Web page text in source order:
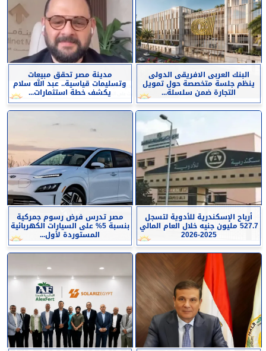
البنك العربى الافريقى الدولى
ينظم جلسة متخصصة حول تمويل
التجارة ضمن سلسلة...
مدينة مصر تحقق مبيعات
وتسليمات قياسية.. عبد الله سلام
يكشف خطة استثمارات...
أرباح الإسكندرية للأدوية لتسجل
527.7 مليون جنيه خلال العام المالي
2025-2026
مصر تدرس فرض رسوم جمركية
بنسبة 5% على السيارات الكهربائية
المستوردة لأول...